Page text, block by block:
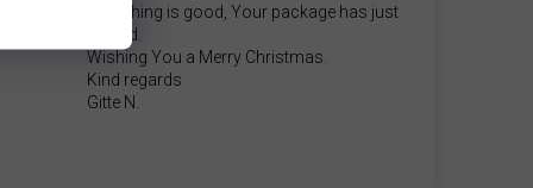
everything is good, Your package has just
arrived.
Wishing You a Merry Christmas.
Kind regards
Gitte N.